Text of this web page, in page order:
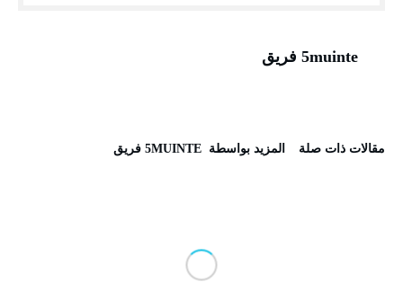
5muinte فريق
‫مقالات ذات صلة‬ ‫‫المزيد بواسطة‬ ‬ 5MUINTE فريق